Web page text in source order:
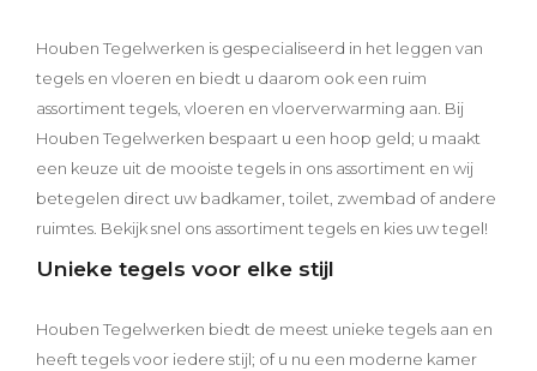
Tegelwerken
Inspiraties
Contact
Houben Tegelwerken is gespecialiseerd in het leggen van
tegels en vloeren en biedt u daarom ook een ruim
assortiment tegels, vloeren en vloerverwarming aan. Bij
Houben Tegelwerken bespaart u een hoop geld; u maakt
een keuze uit de mooiste tegels in ons assortiment en wij
betegelen direct uw badkamer, toilet, zwembad of andere
ruimtes. Bekijk snel ons assortiment tegels en kies uw tegel!
Unieke tegels voor elke stijl
Houben Tegelwerken biedt de meest unieke tegels aan en
heeft tegels voor iedere stijl; of u nu een moderne kamer